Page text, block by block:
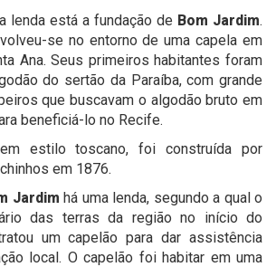
lenda está a fundação de Bom Jardim.
se no entorno de uma capela em
Ana. Seus primeiros habitantes foram
do sertão da Paraíba, com grande
que buscavam o algodão bruto em
beneficiá-lo no Recife.
estilo toscano, foi construída por
em 1876.
Jardim há uma lenda, segundo a qual o
das terras da região no início do
um capelão para dar assistência
local. O capelão foi habitar em uma